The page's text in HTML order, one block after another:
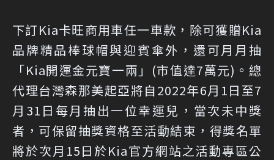
下訂Kia卡旺商用車任一車款，除可獲贈Kia
品牌精品棒球帽與迎賓傘外，還可月月抽
「Kia開運金元寶一兩」(市值達7萬元)。總
代理台灣森那美起亞將自2022年6月1日至7
月31日每月抽出一位幸運兒，當次未中獎
者，可保留抽獎資格至活動結束，得獎名單
將於次月15日於Kia官方網站之活動專區公